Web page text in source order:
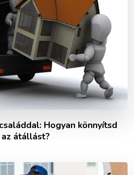
Hogyan könnyítsd
az átállást?